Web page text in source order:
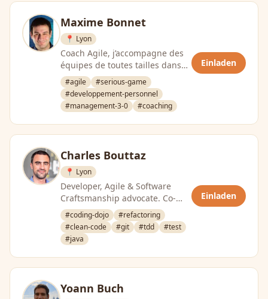
Maxime Bonnet
📍 Lyon
Coach Agile, j’accompagne des
équipes de toutes tailles dans
leur chemin vers l’agilité. Très
joueur, je …
#agile
#serious-game
#developpement-personnel
#management-3-0
#coaching
Einladen
Charles Bouttaz
📍 Lyon
Developer, Agile & Software
Craftsmanship advocate. Co-
organisateur du LyonJUG et de
la conférence MiXiT.
#coding-dojo
#refactoring
#clean-code
#git #tdd
#test
#java
Einladen
Yoann Buch